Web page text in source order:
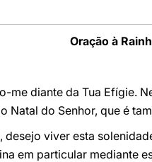
Oração à
me diante da Tua Efígie.
Natal do Senhor, que é
desejo viver esta
em particular mediante